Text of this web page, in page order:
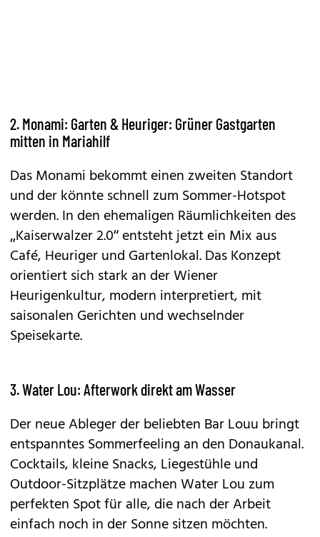
2. Monami: Garten & Heuriger: Grüner Gastgarten
mitten in Mariahilf
Das Monami bekommt einen zweiten Standort
und der könnte schnell zum Sommer-Hotspot
werden. In den ehemaligen Räumlichkeiten des
„Kaiserwalzer 2.0“ entsteht jetzt ein Mix aus
Café, Heuriger und Gartenlokal. Das Konzept
orientiert sich stark an der Wiener
Heurigenkultur, modern interpretiert, mit
saisonalen Gerichten und wechselnder
Speisekarte.
3. Water Lou: Afterwork direkt am Wasser
Der neue Ableger der beliebten Bar Louu bringt
entspanntes Sommerfeeling an den Donaukanal.
Cocktails, kleine Snacks, Liegestühle und
Outdoor-Sitzplätze machen Water Lou zum
perfekten Spot für alle, die nach der Arbeit
einfach noch in der Sonne sitzen möchten.